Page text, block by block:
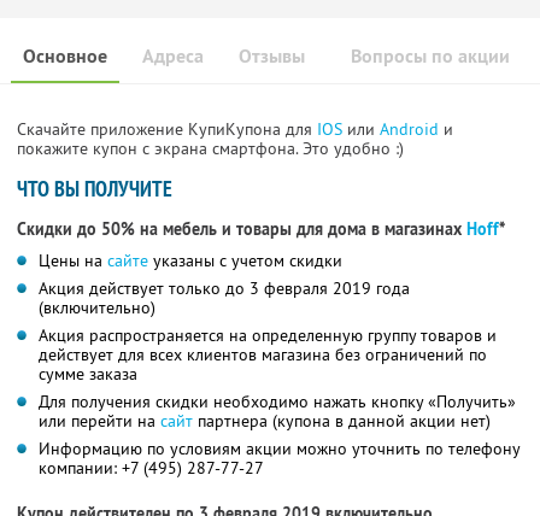
Основное Отзывы Вопросы по акции
Адреса
Скачайте приложение КупиКупона для IOS или Android и
покажите купон с экрана смартфона. Это удобно :)
ЧТО ВЫ ПОЛУЧИТЕ
Скидки до 50% на мебель и товары для дома в магазинах Hoff*
Цены на сайте указаны с учетом скидки
Акция действует только до 3 февраля 2019 года
(включительно)
Акция распространяется на определенную группу товаров и
действует для всех клиентов магазина без ограничений по
сумме заказа
Для получения скидки необходимо нажать кнопку «Получить»
или перейти на сайт партнера (купона в данной акции нет)
Информацию по условиям акции можно уточнить по телефону
компании: +7 (495) 287-77-27